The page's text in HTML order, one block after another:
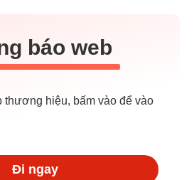
báo web
thương hiệu, bấm vào để vào
Đi ngay